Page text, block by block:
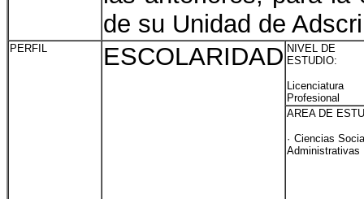
de su Unidad de
PERFIL ESCOLARIDAD NIVEL DE
ESTUDIO:
Profesional
AREA DE
· Ciencias
Administrativas